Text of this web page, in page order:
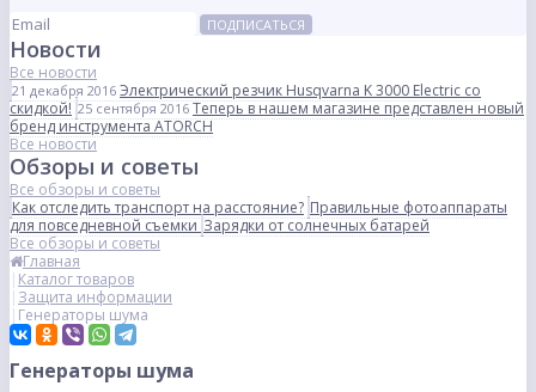
ПОДПИСАТЬСЯ
Новости
Все новости
21 декабря 2016 Электрический резчик Husqvarna K 3000 Electric со
скидкой! 25 сентября 2016 Теперь в нашем магазине представлен новый
бренд инструмента ATORCH
Все новости
Обзоры и советы
Все обзоры и советы
Как отследить транспорт на расстояние? Правильные фотоаппараты
для повседневной съемкиЗарядки от солнечных батарей
Все обзоры и советы
Главная
Каталог товаров
Защита информации
Генераторы шума
Генераторы шума